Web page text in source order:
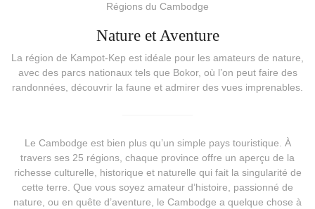
Régions du Cambodge
Nature et Aventure
La région de Kampot-Kep est idéale pour les amateurs de nature,
avec des parcs nationaux tels que Bokor, où l’on peut faire des
randonnées, découvrir la faune et admirer des vues imprenables.
Le Cambodge est bien plus qu’un simple pays touristique. À
travers ses 25 régions, chaque province offre un aperçu de la
richesse culturelle, historique et naturelle qui fait la singularité de
cette terre. Que vous soyez amateur d’histoire, passionné de
nature, ou en quête d’aventure, le Cambodge a quelque chose à